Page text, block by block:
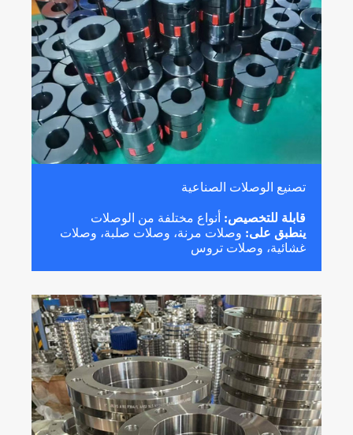
تصنيع الوصلات الصناعية
قابلة للتخصيص: أنواع مختلفة من الوصلات
ينطبق على: وصلات مرنة، وصلات صلبة، وصلات
غشائية، وصلات تروس